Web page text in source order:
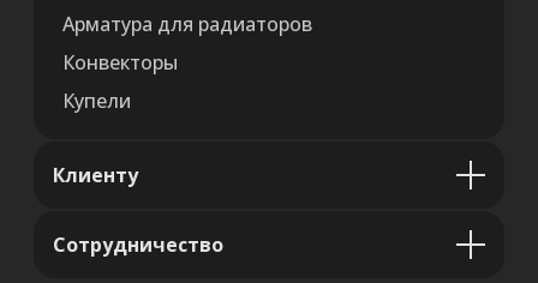
Арматура для радиаторов
Конвекторы
Купели
Клиенту
Сотрудничество